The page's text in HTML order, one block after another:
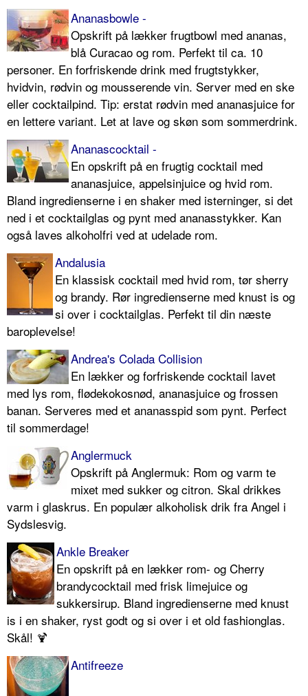
Ananasbowle -
Opskrift på lækker frugtbowl med ananas,
blå Curacao og rom. Perfekt til ca. 10
personer. En forfriskende drink med frugtstykker,
hvidvin, rødvin og mousserende vin. Server med en ske
eller cocktailpind. Tip: erstat rødvin med ananasjuice for
en lettere variant. Let at lave og skøn som sommerdrink.
Ananascocktail -
En opskrift på en frugtig cocktail med
ananasjuice, appelsinjuice og hvid rom.
Bland ingredienserne i en shaker med isterninger, si det
ned i et cocktailglas og pynt med ananasstykker. Kan
også laves alkoholfri ved at udelade rom.
Andalusia
En klassisk cocktail med hvid rom, tør sherry
og brandy. Rør ingredienserne med knust is og
si over i cocktailglas. Perfekt til din næste
baroplevelse!
Andrea's Colada Collision
En lækker og forfriskende cocktail lavet
med lys rom, flødekokosnød, ananasjuice og frossen
banan. Serveres med et ananasspid som pynt. Perfect
til sommerdage!
Anglermuck
Opskrift på Anglermuk: Rom og varm te
mixet med sukker og citron. Skal drikkes
varm i glaskrus. En populær alkoholisk drik fra Angel i
Sydslesvig.
Ankle Breaker
En opskrift på en lækker rom- og Cherry
brandycocktail med frisk limejuice og
sukkersirup. Bland ingredienserne med knust
is i en shaker, ryst godt og si over i et old fashionglas.
Skål! 🍹
Antifreeze